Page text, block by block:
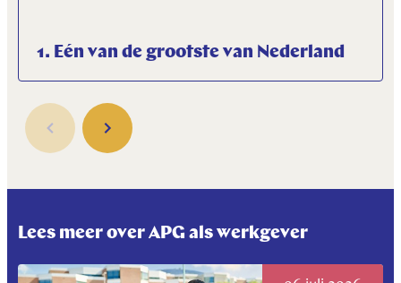
1. Eén van de grootste van Nederland
Lees meer over APG als werkgever